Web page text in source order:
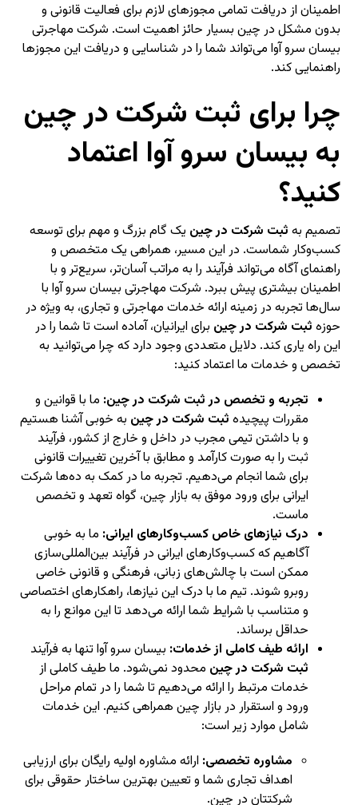
اطمینان از دریافت تمامی مجوزهای لازم برای فعالیت قانونی و
بدون مشکل در چین بسیار حائز اهمیت است. شرکت مهاجرتی
بیسان سرو آوا می‌تواند شما را در شناسایی و دریافت این مجوزها
راهنمایی کند.
چرا برای ثبت شرکت در چین
به بیسان سرو آوا اعتماد
کنید؟
تصمیم به ثبت شرکت در چین یک گام بزرگ و مهم برای توسعه
کسب‌وکار شماست. در این مسیر، همراهی یک متخصص و
راهنمای آگاه می‌تواند فرآیند را به مراتب آسان‌تر، سریع‌تر و با
اطمینان بیشتری پیش ببرد. شرکت مهاجرتی بیسان سرو آوا با
سال‌ها تجربه در زمینه ارائه خدمات مهاجرتی و تجاری، به ویژه در
حوزه ثبت شرکت در چین برای ایرانیان، آماده است تا شما را در
این راه یاری کند. دلایل متعددی وجود دارد که چرا می‌توانید به
تخصص و خدمات ما اعتماد کنید:
تجربه و تخصص در ثبت شرکت در چین: ما با قوانین و
مقررات پیچیده ثبت شرکت در چین به خوبی آشنا هستیم
و با داشتن تیمی مجرب در داخل و خارج از کشور، فرآیند
ثبت را به صورت کارآمد و مطابق با آخرین تغییرات قانونی
برای شما انجام می‌دهیم. تجربه ما در کمک به ده‌ها شرکت
ایرانی برای ورود موفق به بازار چین، گواه تعهد و تخصص
ماست.
درک نیازهای خاص کسب‌وکارهای ایرانی: ما به خوبی
آگاهیم که کسب‌وکارهای ایرانی در فرآیند بین‌المللی‌سازی
ممکن است با چالش‌های زبانی، فرهنگی و قانونی خاصی
روبرو شوند. تیم ما با درک این نیازها، راهکارهای اختصاصی
و متناسب با شرایط شما ارائه می‌دهد تا این موانع را به
حداقل برساند.
ارائه طیف کاملی از خدمات: بیسان سرو آوا تنها به فرآیند
ثبت شرکت در چین محدود نمی‌شود. ما طیف کاملی از
خدمات مرتبط را ارائه می‌دهیم تا شما را در تمام مراحل
ورود و استقرار در بازار چین همراهی کنیم. این خدمات
شامل موارد زیر است:
مشاوره تخصصی: ارائه مشاوره اولیه رایگان برای ارزیابی
اهداف تجاری شما و تعیین بهترین ساختار حقوقی برای
شرکتتان در چین.